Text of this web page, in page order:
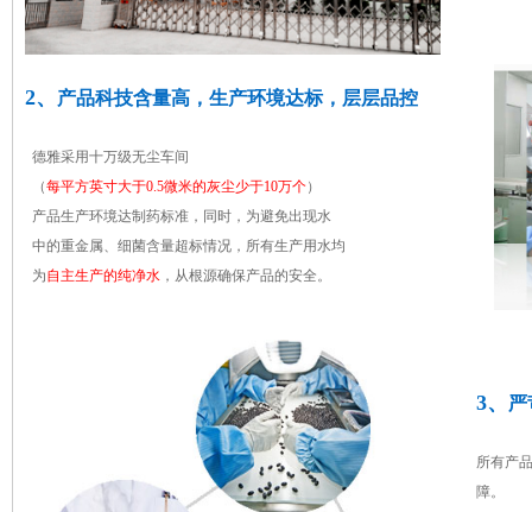
2、 产品科技含量高，生产环境达标，层层品控
德雅采用十万级无尘车间
（每平方英寸大于0.5微米的灰尘少于10万个）
产品生产环境达制药标准，同时，为避免出现水
中的重金属、细菌含量超标情况，所有生产用水均
为自主生产的纯净水 ，从根源确保产品的安全。
3、 严
所有产
障。